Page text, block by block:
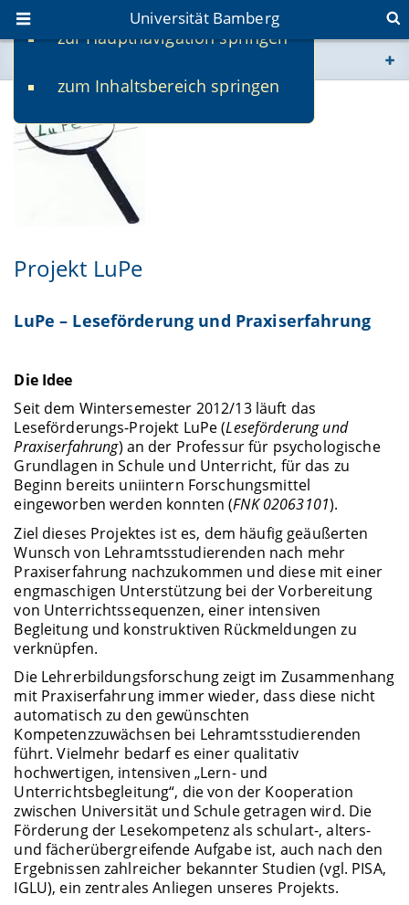
zur Hauptnavigation springen
zum Inhaltsbereich springen
Universität Bamberg
www.uni-bamberg.de
Projekt LuPe
LuPe – Leseförderung und Praxiserfahrung
Die Idee
Seit dem Wintersemester 2012/13 läuft das
Leseförderungs-Projekt LuPe (Leseförderung und
Praxiserfahrung) an der Professur für psychologische
Grundlagen in Schule und Unterricht, für das zu
Beginn bereits uniintern Forschungsmittel
eingeworben werden konnten (FNK 02063101).
Ziel dieses Projektes ist es, dem häufig geäußerten
Wunsch von Lehramtsstudierenden nach mehr
Praxiserfahrung nachzukommen und diese mit einer
engmaschigen Unterstützung bei der Vorbereitung
von Unterrichtssequenzen, einer intensiven
Begleitung und konstruktiven Rückmeldungen zu
verknüpfen.
Die Lehrerbildungsforschung zeigt im Zusammenhang
mit Praxiserfahrung immer wieder, dass diese nicht
automatisch zu den gewünschten
Kompetenzzuwächsen bei Lehramtsstudierenden
führt. Vielmehr bedarf es einer qualitativ
hochwertigen, intensiven „Lern- und
Unterrichtsbegleitung“, die von der Kooperation
zwischen Universität und Schule getragen wird. Die
Förderung der Lesekompetenz als schulart-, alters-
und fächerübergreifende Aufgabe ist, auch nach den
Ergebnissen zahlreicher bekannter Studien (vgl. PISA,
IGLU), ein zentrales Anliegen unseres Projekts.